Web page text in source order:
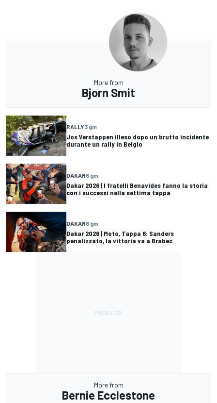
More from
Bjorn Smit
RALLY3 gm
Jos Verstappen illeso dopo un brutto incidente
durante un rally in Belgio
DAKAR6 gm
Dakar 2026 | I fratelli Benavides fanno la storia
con i successi nella settima tappa
DAKAR6 gm
Dakar 2026 | Moto, Tappa 6: Sanders
penalizzato, la vittoria va a Brabec
More from
Bernie Ecclestone